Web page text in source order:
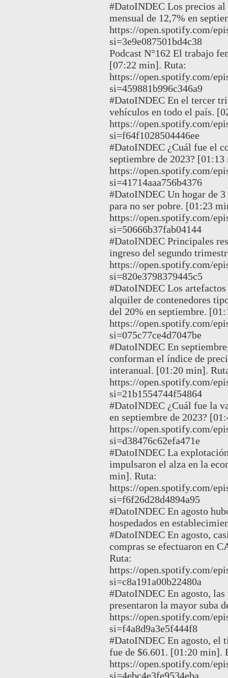
#DatoINDEC Los precios
mensual de 12,7% en
https://open.spotify.com/
si=3e9e087501bd4c38
Podcast N°162 El trabajo
[07:22 min]. Ruta:
https://open.spotify.com/
si=459881b996c346a9
#DatoINDEC En el tercer
vehículos en todo el país.
https://open.spotify.com/
si=f64f1028504446ee
#DatoINDEC ¿Cuál fue el
septiembre de 2023?
https://open.spotify.com/
si=41714aaa756b4376
#DatoINDEC Un hogar de
para no ser pobre. [01:23
https://open.spotify.com/
si=50666b37fab04144
#DatoINDEC Principales
ingreso del segundo
https://open.spotify.com/
si=820e3798379445c5
#DatoINDEC Los artefactos
alquiler de contenedores
del 20% en septiembre.
https://open.spotify.com/
si=075c77ce4d7047be
#DatoINDEC En
conforman el índice de
interanual. [01:20 min].
https://open.spotify.com/
si=21b1554744f54864
#DatoINDEC ¿Cuál fue la
en septiembre de 2023?
https://open.spotify.com/
si=d38476c62efa471e
#DatoINDEC La
impulsaron el alza en la
min]. Ruta:
https://open.spotify.com/
si=f6f26d28d4894a95
#DatoINDEC En agosto
hospedados en
#DatoINDEC En agosto,
compras se efectuaron en
Ruta:
https://open.spotify.com/
si=c8a191a00b22480a
#DatoINDEC En agosto,
presentaron la mayor suba
https://open.spotify.com/
si=f4a8d9a3e5f444f8
#DatoINDEC En agosto, el
fue de $6.601. [01:20 min].
https://open.spotify.com/
si=4ebc4e3fe9534eba